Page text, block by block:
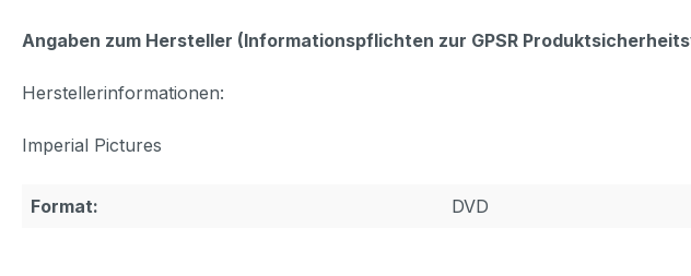
Angaben zum Hersteller (Informationspflichten zur GPSR
Herstellerinformationen:
Imperial Pictures
Format: DVD